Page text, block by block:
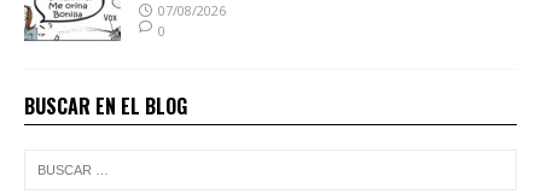
07/08/2026
0
BUSCAR EN EL BLOG